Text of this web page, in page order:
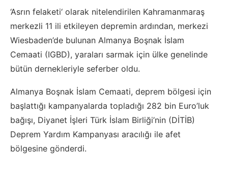
‘Asrın felaketi‘ olarak nitelendirilen Kahramanmaraş
merkezli 11 ili etkileyen depremin ardından, merkezi
Wiesbaden’de bulunan Almanya Boşnak İslam
Cemaati (IGBD), yaraları sarmak için ülke genelinde
bütün dernekleriyle seferber oldu.
Almanya Boşnak İslam Cemaati, deprem bölgesi için
başlattığı kampanyalarda topladığı 282 bin Euro’luk
bağışı, Diyanet İşleri Türk İslam Birliği’nin (DİTİB)
Deprem Yardım Kampanyası aracılığı ile afet
bölgesine gönderdi.